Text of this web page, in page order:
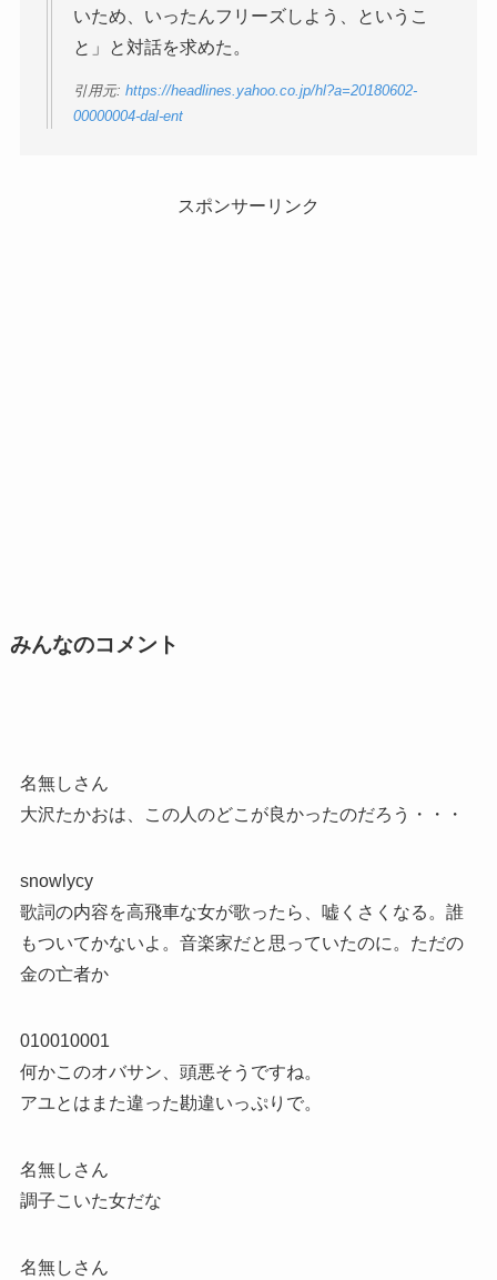
いため、いったんフリーズしよう、というこ
と」と対話を求めた。
引用元: https://headlines.yahoo.co.jp/hl?a=20180602-
00000004-dal-ent
スポンサーリンク
みんなのコメント
名無しさん
大沢たかおは、この人のどこが良かったのだろう・・・
snowlycy
歌詞の内容を高飛車な女が歌ったら、嘘くさくなる。誰
もついてかないよ。音楽家だと思っていたのに。ただの
金の亡者か
010010001
何かこのオバサン、頭悪そうですね。
アユとはまた違った勘違いっぷりで。
名無しさん
調子こいた女だな
名無しさん